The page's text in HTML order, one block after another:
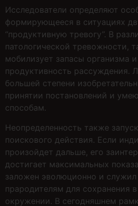
Исследователи определяют
формирующееся в ситуациях
“продуктивную тревогу”. В
патологической тревожности,
мобилизует запасы организма
продуктивность рассуждения.
большей степени
принятии постановлений и
способам.
Неопределенность также
поискового действия. Если
произойдет дальше, его
достигает максимальных
заложен эволюционно и
прародителям для сохранения
окружении. В сегодняшнем